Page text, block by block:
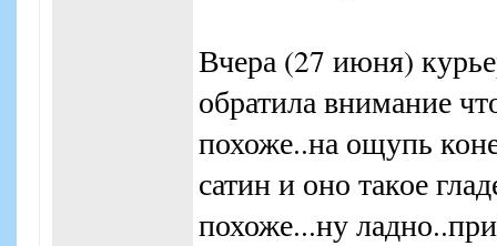
Вчера (27 июня)
обратила внимание
похоже..на ощупь
сатин и оно такое
похоже...ну